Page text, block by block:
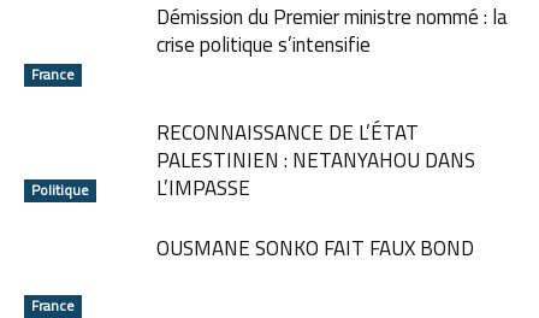
France
Démission du Premier ministre nommé : la
crise politique s’intensifie
Politique
RECONNAISSANCE DE L’ÉTAT
PALESTINIEN : NETANYAHOU DANS
L’IMPASSE
France
OUSMANE SONKO FAIT FAUX BOND